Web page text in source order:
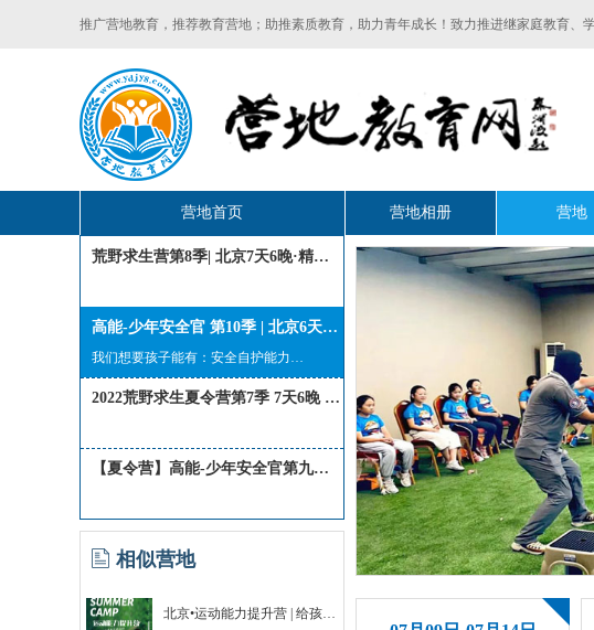
推广营地教育，推荐教育营地；助推素质教育，助力青年成长！致力推进继家庭教育、
营地首页 营地相册 营地
荒野求生营第8季| 北京7天6晚·精品营·逼真故事化情境，鲁滨逊式丛林探险之旅（双营地选择）
高能-少年安全官 第10季 | 北京6天5夜·安全自护·激情水上运动·酷凉一夏
我们想要孩子能有：安全自护能力、运动...
2022荒野求生夏令营第7季 7天6晚 森林探险奇幻之旅
【夏令营】高能-少年安全官第九季 安全自护·水陆运动挑战·酷凉嗨度一夏
相似营地
北京•运动能力提升营 | 给孩子一个最快乐的夏天